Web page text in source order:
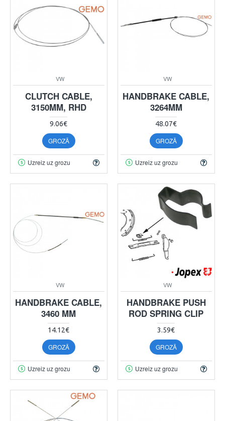
VW
CLUTCH CABLE,
3150MM, RHD
9.06€
GROZĀ
Uzreiz uz grozu
VW
HANDBRAKE CABLE,
3264MM
48.07€
GROZĀ
Uzreiz uz grozu
VW
HANDBRAKE CABLE,
3460 MM
14.12€
GROZĀ
Uzreiz uz grozu
VW
HANDBRAKE PUSH
ROD SPRING CLIP
3.59€
GROZĀ
Uzreiz uz grozu